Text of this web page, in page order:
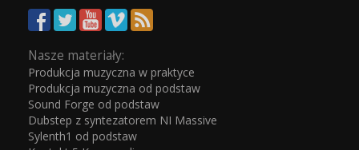
Nasze materiały:
Produkcja muzyczna w praktyce
Produkcja muzyczna od podstaw
Sound Forge od podstaw
Dubstep z syntezatorem NI Massive
Sylenth1 od podstaw